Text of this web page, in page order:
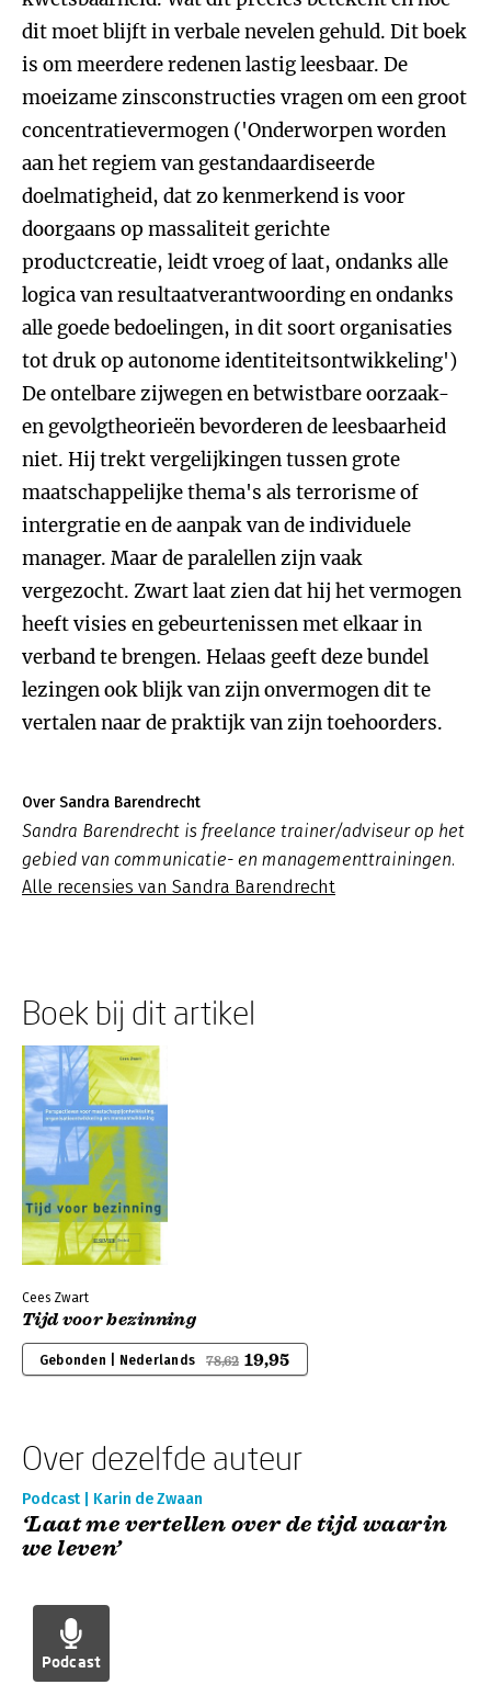
dit moet blijft in verbale nevelen gehuld. Dit boek
is om meerdere redenen lastig leesbaar. De
moeizame zinsconstructies vragen om een groot
concentratievermogen ('Onderworpen worden
aan het regiem van gestandaardiseerde
doelmatigheid, dat zo kenmerkend is voor
doorgaans op massaliteit gerichte
productcreatie, leidt vroeg of laat, ondanks alle
logica van resultaatverantwoording en ondanks
alle goede bedoelingen, in dit soort organisaties
tot druk op autonome identiteitsontwikkeling')
De ontelbare zijwegen en betwistbare oorzaak-
en gevolgtheorieën bevorderen de leesbaarheid
niet. Hij trekt vergelijkingen tussen grote
maatschappelijke thema's als terrorisme of
intergratie en de aanpak van de individuele
manager. Maar de paralellen zijn vaak
vergezocht. Zwart laat zien dat hij het vermogen
heeft visies en gebeurtenissen met elkaar in
verband te brengen. Helaas geeft deze bundel
lezingen ook blijk van zijn onvermogen dit te
vertalen naar de praktijk van zijn toehoorders.
Over Sandra Barendrecht
Sandra Barendrecht is freelance trainer/adviseur op het
gebied van communicatie- en managementtrainingen.
Alle recensies van Sandra Barendrecht
Boek bij dit artikel
Cees Zwart
Tijd voor bezinning
Gebonden | Nederlands 78,62 19,95
Over dezelfde auteur
Podcast | Karin de Zwaan
‘Laat me vertellen over de tijd waarin
we leven’
Podcast